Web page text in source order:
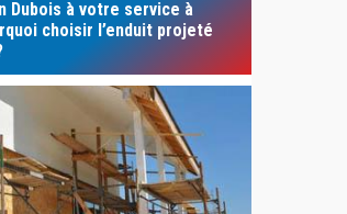
Dubois à votre service à
choisir l’enduit projeté